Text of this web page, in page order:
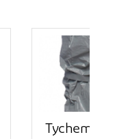
Tychem®